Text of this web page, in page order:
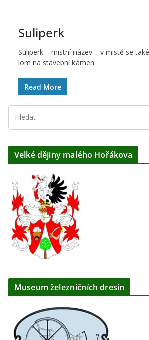
Suliperk
Suliperk – mistní název – v mistě se
lom na stavební kámen
Read More
Velké dějiny malého Hořákova
Museum železničních dresin